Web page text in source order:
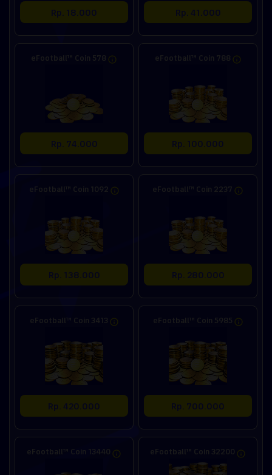
Rp. 18.000 Rp. 41.000
eFootball™ Coin 578
Rp. 74.000
eFootball™ Coin 788
Rp. 100.000
eFootball™ Coin 1092
Rp. 138.000
eFootball™ Coin 2237
Rp. 280.000
eFootball™ Coin 3413
Rp. 420.000
eFootball™ Coin 5985
Rp. 700.000
eFootball™ Coin 13440 eFootball™ Coin 32200